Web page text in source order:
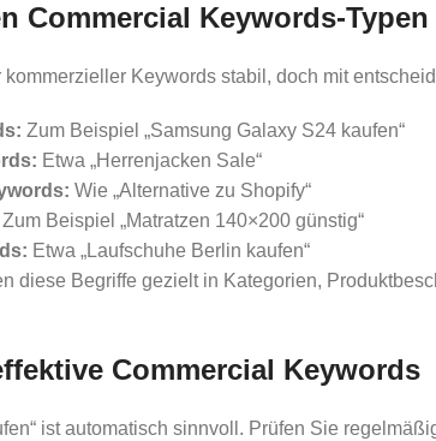
Commercial Keywords-Typen
Keywords stabil, doch mit
Zum Beispiel „Samsung Galaxy S24 kaufen“
Etwa „Herrenjacken Sale“
Wie „Alternative zu Shopify“
Zum Beispiel „Matratzen 140×200 günstig“
Etwa „Laufschuhe Berlin kaufen“
diese Begriffe gezielt in Kategorien,
Commercial Keywords
ist automatisch sinnvoll. Prüfen Sie